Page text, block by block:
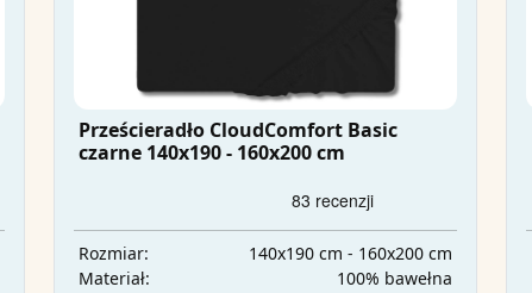
Prześcieradło CloudComfort Basic
czarne 140x190 - 160x200 cm
Rozmiar:
140x190 cm - 160x200 cm
Materiał:
100% bawełna